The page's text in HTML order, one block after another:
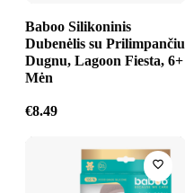
Baboo Silikoninis
Dubenėlis su Prilimpančiu
Dugnu, Lagoon Fiesta, 6+
Mėn
€8.49